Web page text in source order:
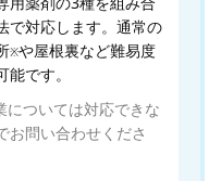
で対応します。通常の
※や屋根裏など難易度
です。
ついては対応できな
お問い合わせくださ